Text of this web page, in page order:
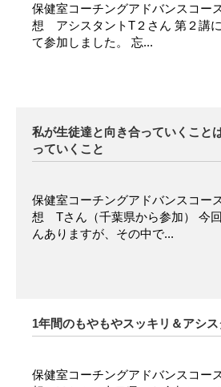
保健室コーチングアドバンスコ
想 アシスタントT２さん 第２講
て参加しました。 忘...
私が生徒達と向き合っていくこと
っていくこと
保健室コーチングアドバンスコ
想 Tさん（千葉県から参加） 今
んありますが、その中で...
1年間のもやもやスッキリ＆アシス
保健室コーチングアドバンスコ